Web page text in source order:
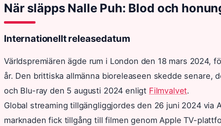
När släpps Nalle Puh: Blod och
Internationellt releasedatum
Världspremiären ägde rum i London den 18 mars 2024,
år. Den brittiska allmänna bioreleaseen skedde senare,
och Blu-ray den 5 augusti 2024 enligt Filmvalvet.
Global streaming tillgängliggjordes den 26 juni 2024 via
marknaden fick tillgång till filmen genom Apple TV-